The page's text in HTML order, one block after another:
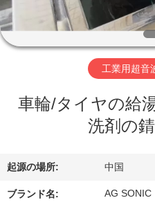
ク
VR
ョ
ー
工業用超音
車輪/タイヤの給
洗剤の
起源の場所: 中国
ブランド名: AG SONIC